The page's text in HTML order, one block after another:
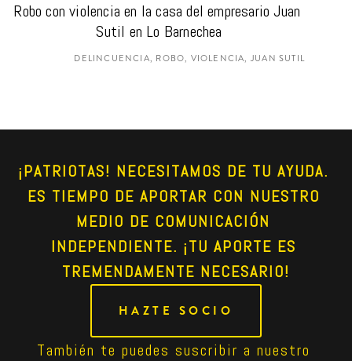
Robo con violencia en la casa del empresario Juan
Sutil en Lo Barnechea
DELINCUENCIA, ROBO, VIOLENCIA, JUAN SUTIL
¡PATRIOTAS! NECESITAMOS DE TU AYUDA.
ES TIEMPO DE APORTAR CON NUESTRO
MEDIO DE COMUNICACIÓN
INDEPENDIENTE. ¡TU APORTE ES
TREMENDAMENTE NECESARIO!
HAZTE SOCIO